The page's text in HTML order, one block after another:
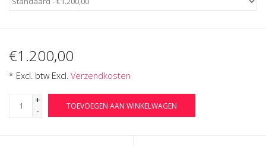
€1.200,00
* Excl. btw Excl. Verzendkosten
+
-
TOEVOEGEN AAN WINKELWAGEN